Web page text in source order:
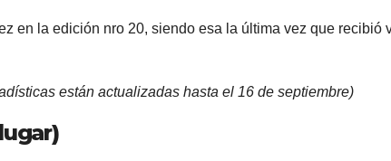
en la edición nro 20, siendo esa la última vez que recibió
están actualizadas hasta el 16 de septiembre)